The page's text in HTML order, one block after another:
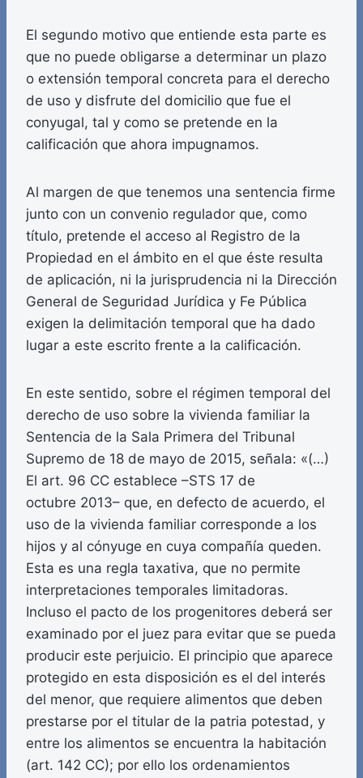
El segundo motivo que entiende esta parte es
que no puede obligarse a determinar un plazo
o extensión temporal concreta para el derecho
de uso y disfrute del domicilio que fue el
conyugal, tal y como se pretende en la
calificación que ahora impugnamos.
Al margen de que tenemos una sentencia firme
junto con un convenio regulador que, como
título, pretende el acceso al Registro de la
Propiedad en el ámbito en el que éste resulta
de aplicación, ni la jurisprudencia ni la Dirección
General de Seguridad Jurídica y Fe Pública
exigen la delimitación temporal que ha dado
lugar a este escrito frente a la calificación.
En este sentido, sobre el régimen temporal del
derecho de uso sobre la vivienda familiar la
Sentencia de la Sala Primera del Tribunal
Supremo de 18 de mayo de 2015, señala: «(…)
El art. 96 CC establece –STS 17 de
octubre 2013– que, en defecto de acuerdo, el
uso de la vivienda familiar corresponde a los
hijos y al cónyuge en cuya compañía queden.
Esta es una regla taxativa, que no permite
interpretaciones temporales limitadoras.
Incluso el pacto de los progenitores deberá ser
examinado por el juez para evitar que se pueda
producir este perjuicio. El principio que aparece
protegido en esta disposición es el del interés
del menor, que requiere alimentos que deben
prestarse por el titular de la patria potestad, y
entre los alimentos se encuentra la habitación
(art. 142 CC); por ello los ordenamientos